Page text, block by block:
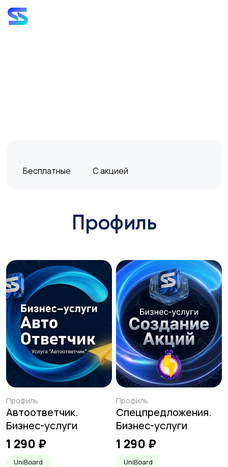
Бесплатные С акцией
Профиль
Профиль
Автоответчик.
Бизнес-услуги
1 290 ₽
UniBoard
Профиль
Спецпредложения.
Бизнес-услуги
1 290 ₽
UniBoard